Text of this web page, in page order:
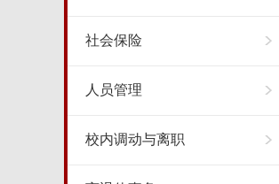
社会保险
人员管理
校内调动与离职